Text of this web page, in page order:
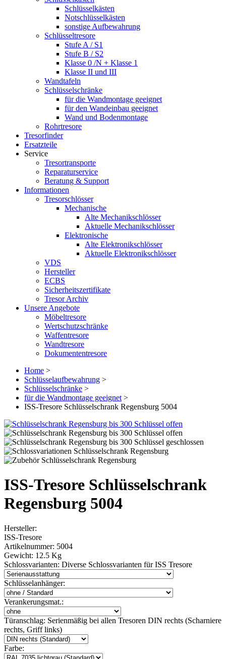
Schlüsselkästen
Notschlüsselkästen
sonstige Aufbewahrung
Schlüsseltresore
Stufe A / S1
Stufe B / S2
Klasse 0 /N + Klasse 1
Klasse II und III
Wandtafeln
Schlüsselschränke
für die Wandmontage geeignet
für den Wandeinbau geeignet
Wand und Bodenmontage
Rohrtresore
Tresorfinder
Ersatzteile
Service
Tresortransporte
Reparaturservice
Beratung & Support
Informationen
Tresorschlösser
Mechanische
Alte Mechanikschlösser
Aktuelle Mechanikschlösser
Elektronische
Alte Elektronikschlösser
Aktuelle Elektronikschlösser
VDS
Hersteller
ECBS
Sicherheitszertifikate
Tresor Archiv
Unsere Angebote
Möbeltresore
Wertschutzschränke
Waffentresore
Wandtresore
Dokumententresore
Home >
Schlüsselaufbewahrung >
Schlüsselschränke >
für die Wandmontage geeignet >
ISS-Tresore Schlüsselschrank Regensburg 5004
ISS-Tresore Schlüsselschrank
Regensburg 5004
Hersteller:
ISS-Tresore
Artikelnummer: 5004
Gewicht: 12.5 Kg
Schlossvarianten: Diverse Schlossvarianten für ISS Tresore
Schlüsselanhänger:
Verankerungsmat.:
Türanschlag: Serienmäßig bei allen Tresoren DIN rechts (Scharniere
rechts, Griff links)
Farbe: